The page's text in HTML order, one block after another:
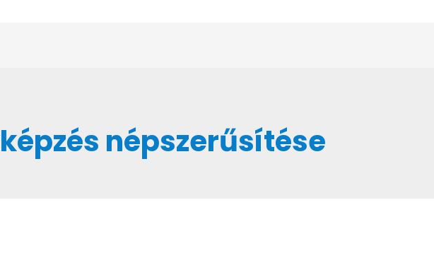
népszerűsítése